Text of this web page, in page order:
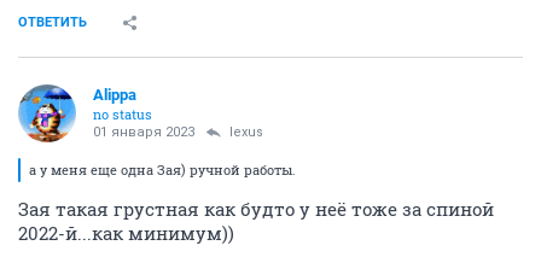
ОТВЕТИТЬ
Alippa
no status
01 января 2023 lexus
а у меня еще одна Зая) ручной работы.
Зая такая грустная как будто у неё тоже за спиной
2022-й...как минимум))